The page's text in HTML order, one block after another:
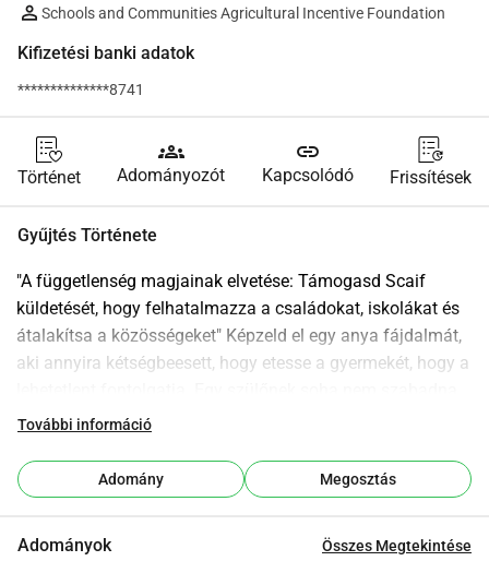
Schools and Communities Agricultural Incentive Foundation
Kifizetési banki adatok
**************8741
Történet
groups
Adományozót
link
Kapcsolódó Frissítések
Gyűjtés Története
"A függetlenség magjainak elvetése: Támogasd Scaif
küldetését, hogy felhatalmazza a családokat, iskolákat és
átalakítsa a közösségeket" Képzeld el egy anya fájdalmát,
aki annyira kétségbeesett, hogy etesse a gyermekét, hogy a
ilyen kétségbeeséssel szembenéznie, mégis Nigéria sok
lehetőségek hiánya miatt.Mint diaszpóra tag, gyermekekkel
és unokákkal, hajlandó vagy tétlenül nézni, miközben a
valahányszor hazaérkezel a gyerekek éles pillantását, akik
További információ
Adomány Megosztás
Adományok Összes Megtekintése